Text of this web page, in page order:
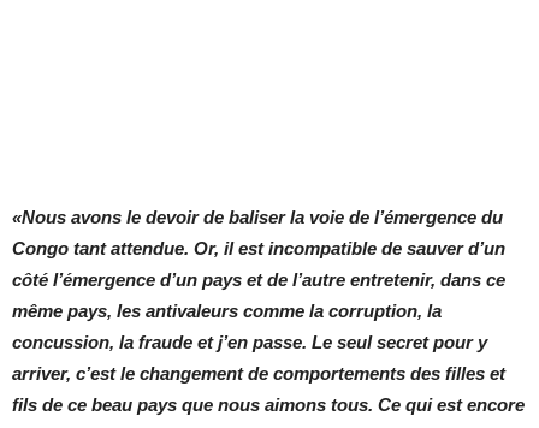
«Nous avons le devoir de baliser la voie de l’émergence du
Congo tant attendue. Or, il est incompatible de sauver d’un
côté l’émergence d’un pays et de l’autre entretenir, dans ce
même pays, les antivaleurs comme la corruption, la
concussion, la fraude et j’en passe. Le seul secret pour y
arriver, c’est le changement de comportements des filles et
fils de ce beau pays que nous aimons tous. Ce qui est encore